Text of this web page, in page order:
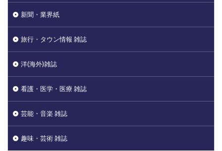
新聞・業界紙
旅行・タウン情報 雑誌
洋(海外)雑誌
看護・医学・医療 雑誌
芸能・音楽 雑誌
趣味・芸術 雑誌